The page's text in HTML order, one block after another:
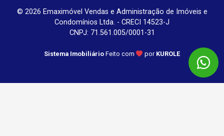
© 2026 Emaximóvel Vendas e Administração de Imóveis e
Condomínios Ltda. - CRECI 14523-J
CNPJ: 71.561.005/0001-31
Sistema Imobiliário Feito com por KUROLE